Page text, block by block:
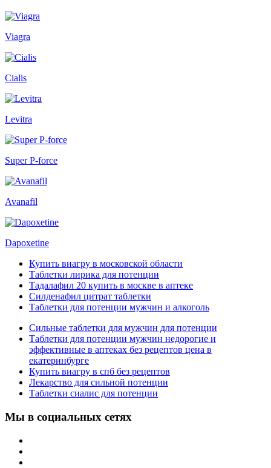
Viagra
Cialis
Levitra
Super P-force
Avanafil
Dapoxetine
Купить виагру в московской области
Таблетки лирика для потенции
Тадалафил 20 купить в москве в аптеке
Силденафил цитрат таблетки
Таблетки для потенции мужчин и алкоголь
Сильные таблетки для мужчин для потенции
Таблетки для потенции мужчин недорогие и
эффективные в аптеках без рецептов цена в
екатеринбурге
Купить виагру в спб без рецептов
Лекарство для сильной потенции
Таблетки сиалис для потенции
Мы в социальных сетях